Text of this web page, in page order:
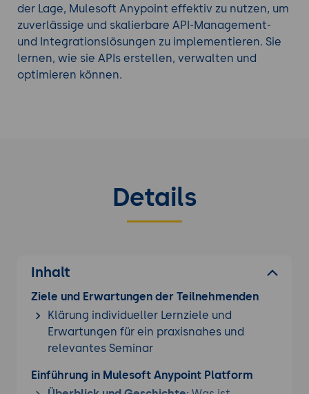
der Lage, Mulesoft Anypoint effektiv zu nutzen, um
zuverlässige und skalierbare API-Management-
und Integrationslösungen zu implementieren. Sie
lernen, wie sie APIs erstellen, verwalten und
optimieren können.
Details
Inhalt
Ziele und Erwartungen der Teilnehmenden
Klärung individueller Lernziele und
Erwartungen für ein praxisnahes und
relevantes Seminar
Einführung in Mulesoft Anypoint Platform